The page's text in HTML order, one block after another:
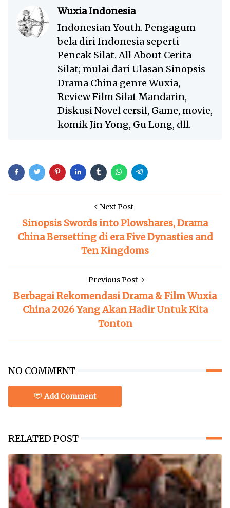
Wuxia Indonesia
Indonesian Youth. Pengagum
bela diri Indonesia seperti
Pencak Silat. All About Cerita
Silat; mulai dari Ulasan Sinopsis
Drama China genre Wuxia,
Review Film Silat Mandarin,
Diskusi Novel cersil, Game, movie,
komik Jin Yong, Gu Long, dll.
Next Post
Sinopsis Swords into Plowshares, Drama
China Bersetting di era Five Dynasties and
Ten Kingdoms
Previous Post
Berbagai Rekomendasi Drama & Film Wuxia
China 2026 Yang Akan Hadir Untuk Kita
Tonton
NO COMMENT
Add Comment
RELATED POST